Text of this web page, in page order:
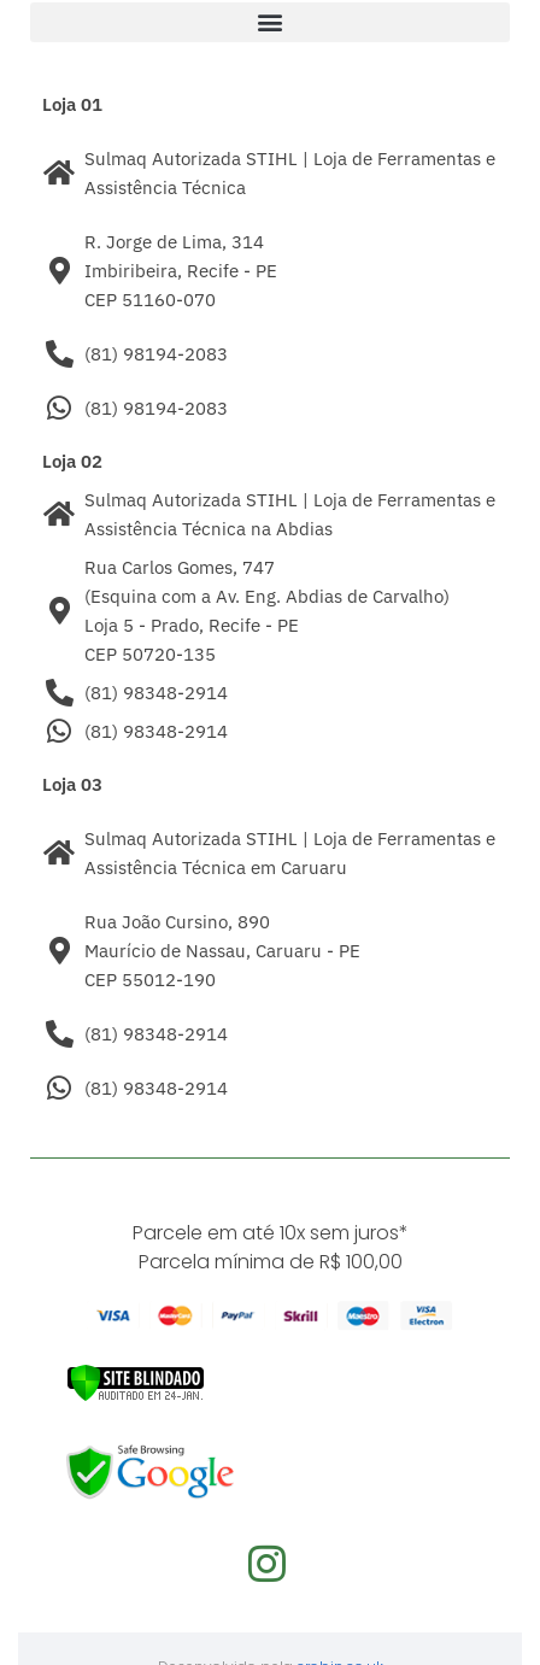
Loja 01
Sulmaq Autorizada STIHL | Loja de Ferramentas e
Assistência Técnica
R. Jorge de Lima, 314
Imbiribeira, Recife - PE
CEP 51160-070
(81) 98194-2083
(81) 98194-2083
Loja 02
Sulmaq Autorizada STIHL | Loja de Ferramentas e
Assistência Técnica na Abdias
Rua Carlos Gomes, 747
(Esquina com a Av. Eng. Abdias de Carvalho)
Loja 5 - Prado, Recife - PE
CEP 50720-135
(81) 98348-2914
(81) 98348-2914
Loja 03
Sulmaq Autorizada STIHL | Loja de Ferramentas e
Assistência Técnica em Caruaru
Rua João Cursino, 890
Maurício de Nassau, Caruaru - PE
CEP 55012-190
(81) 98348-2914
(81) 98348-2914
Parcele em até 10x sem juros*
Parcela mínima de R$ 100,00